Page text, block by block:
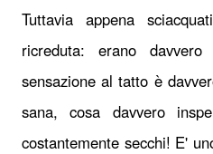
Tuttavia appena
ricreduta: erano
sensazione al tatto è
sana, cosa davvero
costantemente secchi! E'